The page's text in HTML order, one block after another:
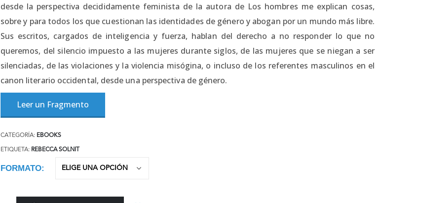
desde la perspectiva decididamente feminista de la autora de Los hombres me explican cosas,
sobre y para todos los que cuestionan las identidades de género y abogan por un mundo más libre.
Sus escritos, cargados de inteligencia y fuerza, hablan del derecho a no responder lo que no
queremos, del silencio impuesto a las mujeres durante siglos, de las mujeres que se niegan a ser
silenciadas, de las violaciones y la violencia misógina, o incluso de los referentes masculinos en el
canon literario occidental, desde una perspectiva de género.
Leer un Fragmento
CATEGORÍA: EBOOKS
ETIQUETA: REBECCA SOLNIT
FORMATO